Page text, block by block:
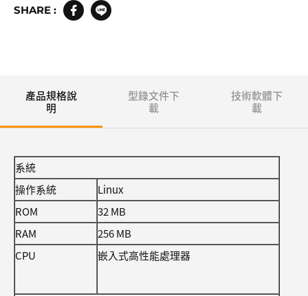
SHARE :
產品規格說
明
型錄文件下
載
技術軟體下
載
系統
操作系統
Linux
ROM
32 MB
RAM
256 MB
CPU
嵌入式高性能處理器